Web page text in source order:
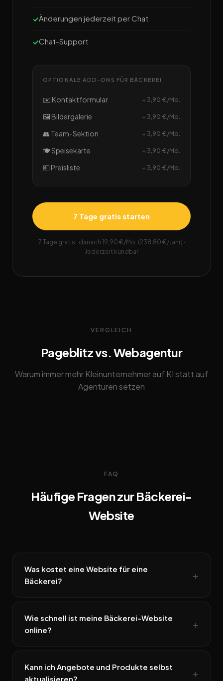
Änderungen jederzeit per Chat
Chat-Support
OPTIONALE ADD-ONS FÜR BÄCKEREI
✉️ Kontaktformular + 3,90 €/Mo.
🖼️ Bildergalerie + 3,90 €/Mo.
👥 Team-Sektion + 3,90 €/Mo.
🍽️ Speisekarte + 3,90 €/Mo.
💶 Preisliste + 3,90 €/Mo.
7 Tage gratis starten
7 Tage gratis · danach 19,90 €/Mo. (238,80 €/Jahr) ·
Jederzeit kündbar
VERGLEICH
Pageblitz vs. Webagentur
Warum immer mehr Kleinunternehmer auf KI statt auf
Agenturen setzen
FAQ
Häufige Fragen zur Bäckerei-
Website
Was kostet eine Website für eine
Bäckerei?
Wie schnell ist meine Bäckerei-Website
online?
Kann ich Angebote und Produkte selbst
aktualisieren?